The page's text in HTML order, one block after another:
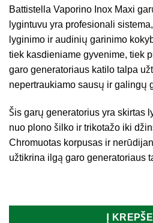
Battistella Vaporino Inox Maxi
lygintuvu yra profesionali
lyginimo ir audinių garinimo
tiek kasdieniame gyvenime, tiek
garo generatoriaus katilo talpa
nepertraukiamo sausų ir galingų
Šis garų generatorius yra skirtas
nuo plono šilko ir trikotažo iki
Chromuotas korpusas ir
užtikrina ilgą garo generatoriaus
Į